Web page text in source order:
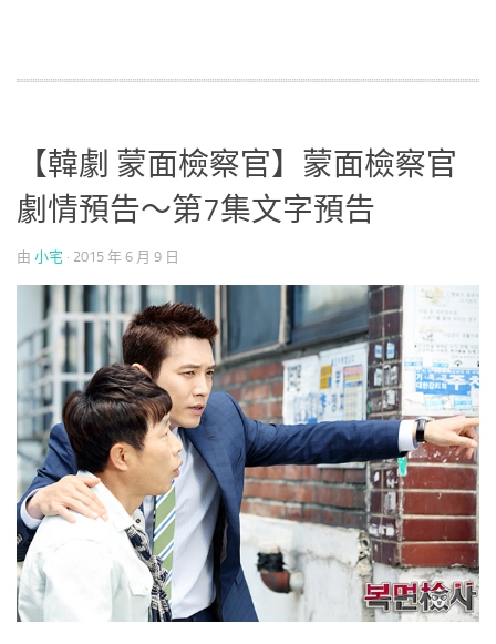
【韓劇 蒙面檢察官】蒙面檢察官
劇情預告～第7集文字預告
由 小宅 · 2015 年 6 月 9 日